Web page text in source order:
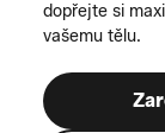
dopřejte si
vašemu tělu.